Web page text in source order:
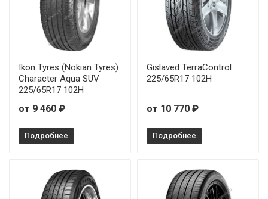
Ikon Tyres (Nokian Tyres)
Character Aqua SUV
225/65R17 102H
от 9 460 ₽
Подробнее
Gislaved TerraControl
225/65R17 102H
от 10 770 ₽
Подробнее